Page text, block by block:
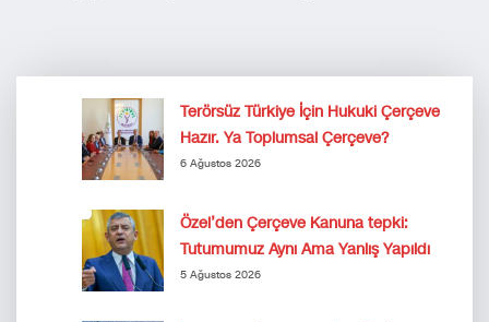
Terörsüz Türkiye İçin Hukuki Çerçeve
Hazır. Ya Toplumsal Çerçeve?
6 Ağustos 2026
Özel’den Çerçeve Kanuna tepki:
Tutumumuz Aynı Ama Yanlış Yapıldı
5 Ağustos 2026